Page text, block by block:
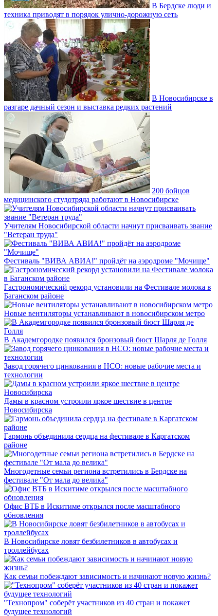
В Бердске люди и
техника приводят в порядок улично‑дорожную сеть
В Новосибирске в
разгаре дачный сезон и выставка редких растений
200 бойцов
медицинского студотряда работают в Новосибирске
Учителям Новосибирской области начнут присваивать звание
"Ветеран труда"
Фестиваль "ВИВА АВИА!" пройдёт на аэродроме "Мочище"
Гастрономический рекорд установили на Фестивале молока в
Баганском районе
Новые вентиляторы устанавливают в новосибирском метро
В Академгородке появился бронзовый бюст Шарля де Голля
Завод горячего цинкования в НСО: новые рабочие места и
технологии
Дамы в красном устроили яркое шествие в центре
Новосибирска
Гармонь объединила сердца на фестивале в Каргатском
районе
Многодетные семьи региона встретились в Бердске на
фестивале "От мала до велика"
Офис ВТБ в Искитиме открылся после масштабного
обновления
В Новосибирске ловят безбилетников в автобусах и
троллейбусах
Как семьи побеждают зависимость и начинают новую жизнь?
"Технопром" соберёт участников из 40 стран и покажет
будущее технологий